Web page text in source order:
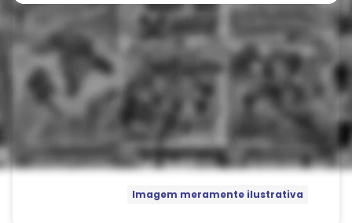
Imagem meramente ilustrativa